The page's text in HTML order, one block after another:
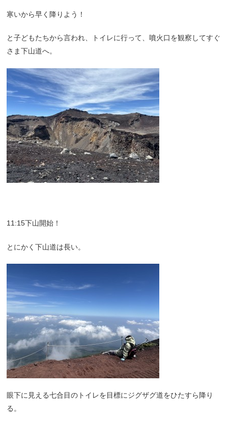
寒いから早く降りよう！
と子どもたちから言われ、トイレに行って、噴火口を観察してすぐ
さま下山道へ。
11:15下山開始！
とにかく下山道は長い。
眼下に見える七合目のトイレを目標にジグザグ道をひたすら降り
る。